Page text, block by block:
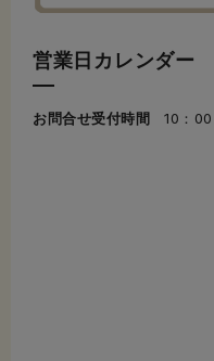
営業日カレンダー
お問合せ受付時間 10：00